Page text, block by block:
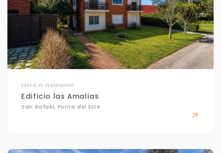
EDIFICIO TERMINADO
Edificio las Amalias
San Rafael, Punta del Este